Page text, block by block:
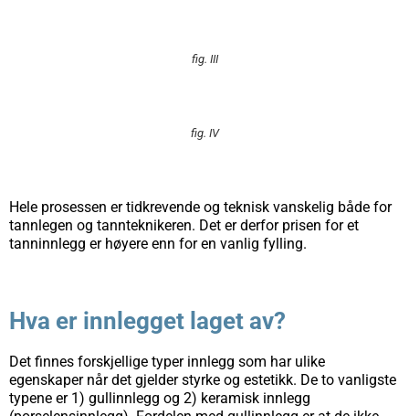
fig. III
fig. IV
Hele prosessen er tidkrevende og teknisk vanskelig både for
tannlegen og tannteknikeren. Det er derfor prisen for et
tanninnlegg er høyere enn for en vanlig fylling.
Hva er innlegget laget av?
Det finnes forskjellige typer innlegg som har ulike
egenskaper når det gjelder styrke og estetikk. De to vanligste
typene er 1) gullinnlegg og 2) keramisk innlegg